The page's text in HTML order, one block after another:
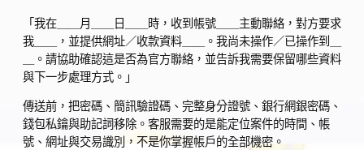
「我在＿＿月＿＿日＿＿時，收到帳號＿＿主動聯絡，對方要求
我＿＿，並提供網址／收款資料＿＿。我尚未操作／已操作到＿
＿。請協助確認這是否為官方聯絡，並告訴我需要保留哪些資料
與下一步處理方式。」
傳送前，把密碼、簡訊驗證碼、完整身分證號、銀行網銀密碼、
錢包私鑰與助記詞移除。客服需要的是能定位案件的時間、帳
號、網址與交易識別，不是你掌握帳戶的全部機密。